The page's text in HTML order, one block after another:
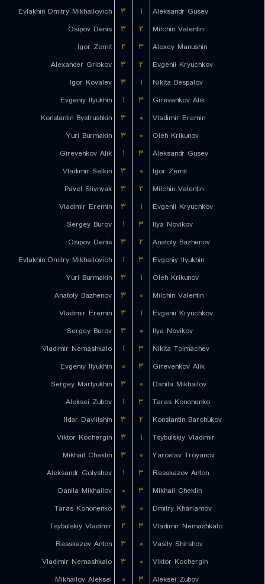
Evlakhin Dmitry Mikhailovich
۳ ۱
Aleksandr Gusev
Osipov Denis
۳ ۲
Milchin Valentin
Igor Zemit
۲ ۳
Alexey Manushin
Alexander Gribkov
۳ ۲
Evgenii Kryuchkov
Igor Kovalev
۳ ۱
Nikita Bespalov
Evgeniy Ilyukhin
۱ ۳
Girevenkov Alik
Konstantin Bystrushkin
۳ ۰
Vladimir Eremin
Yuri Burmakin
۳ ۰
Oleh Krikunov
Girevenkov Alik
۱ ۳
Aleksandr Gusev
Vladimir Selkin
۳ ۰
Igor Zemit
Pavel Slivnyak
۳ ۲
Milchin Valentin
Vladimir Eremin
۳ ۱
Evgenii Kryuchkov
Sergey Burov
۱ ۳
Ilya Novikov
Osipov Denis
۳ ۲
Anatoly Bazhenov
Evlakhin Dmitry Mikhailovich
۱ ۳
Evgeniy Ilyukhin
Yuri Burmakin
۳ ۱
Oleh Krikunov
Anatoly Bazhenov
۳ ۰
Milchin Valentin
Vladimir Eremin
۳ ۱
Evgenii Kryuchkov
Sergey Burov
۳ ۰
Ilya Novikov
Vladimir Nemashkalo
۱ ۳
Nikita Tolmachev
Evgeniy Ilyukhin
۰ ۳
Girevenkov Alik
Sergey Martyukhin
۳ ۰
Danila Mikhailov
Aleksei Zubov
۱ ۳
Taras Kononenko
Ildar Davlitshin
۳ ۲
Konstantin Barchukov
Viktor Kochergin
۳ ۱
Tsybulskiy Vladimir
Mikhail Cheklin
۳ ۰
Yaroslav Troyanov
Aleksandr Golyshev
۱ ۳
Rasskazov Anton
Danila Mikhailov
۰ ۳
Mikhail Cheklin
Taras Kononenko
۳ ۰
Dmitry Kharlamov
Tsybulskiy Vladimir
۲ ۳
Vladimir Nemashkalo
Rasskazov Anton
۳ ۰
Vasily Shirshov
Vladimir Nemashkalo
۳ ۰
Viktor Kochergin
Mikhailov Aleksei
۰ ۳ Aleksei Zubov